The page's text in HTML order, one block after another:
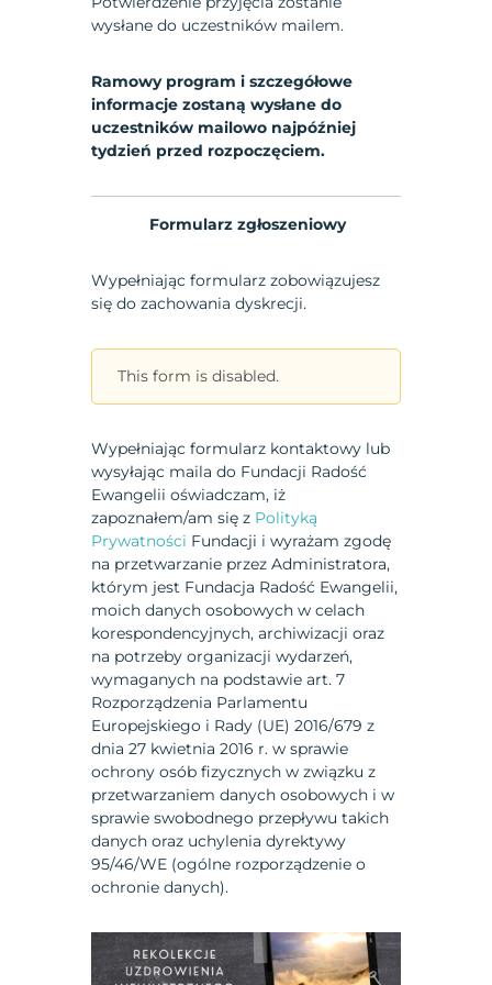
wysłane do uczestników mailem.
Ramowy program i szczegółowe
informacje zostaną wysłane do
uczestników mailowo najpóźniej
tydzień przed rozpoczęciem.
Formularz zgłoszeniowy
Wypełniając formularz zobowiązujesz
się do zachowania dyskrecji.
This form is disabled.
Wypełniając formularz kontaktowy lub
wysyłając maila do Fundacji Radość
Ewangelii oświadczam, iż
zapoznałem/am się z Polityką
Prywatności Fundacji i wyrażam zgodę
na przetwarzanie przez Administratora,
którym jest Fundacja Radość Ewangelii,
moich danych osobowych w celach
korespondencyjnych, archiwizacji oraz
na potrzeby organizacji wydarzeń,
wymaganych na podstawie art. 7
Rozporządzenia Parlamentu
Europejskiego i Rady (UE) 2016/679 z
dnia 27 kwietnia 2016 r. w sprawie
ochrony osób fizycznych w związku z
przetwarzaniem danych osobowych i w
sprawie swobodnego przepływu takich
danych oraz uchylenia dyrektywy
95/46/WE (ogólne rozporządzenie o
ochronie danych).